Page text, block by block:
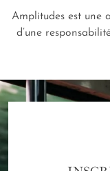
Amplitudes est une
d’une